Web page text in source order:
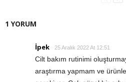
1 YORUM
İpek 25 Aralık 2022 At 12:51
Cilt bakım rutinimi
araştırma yapmam ve